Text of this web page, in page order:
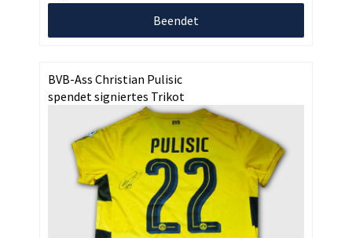
Beendet
BVB-Ass Christian Pulisic
spendet signiertes Trikot